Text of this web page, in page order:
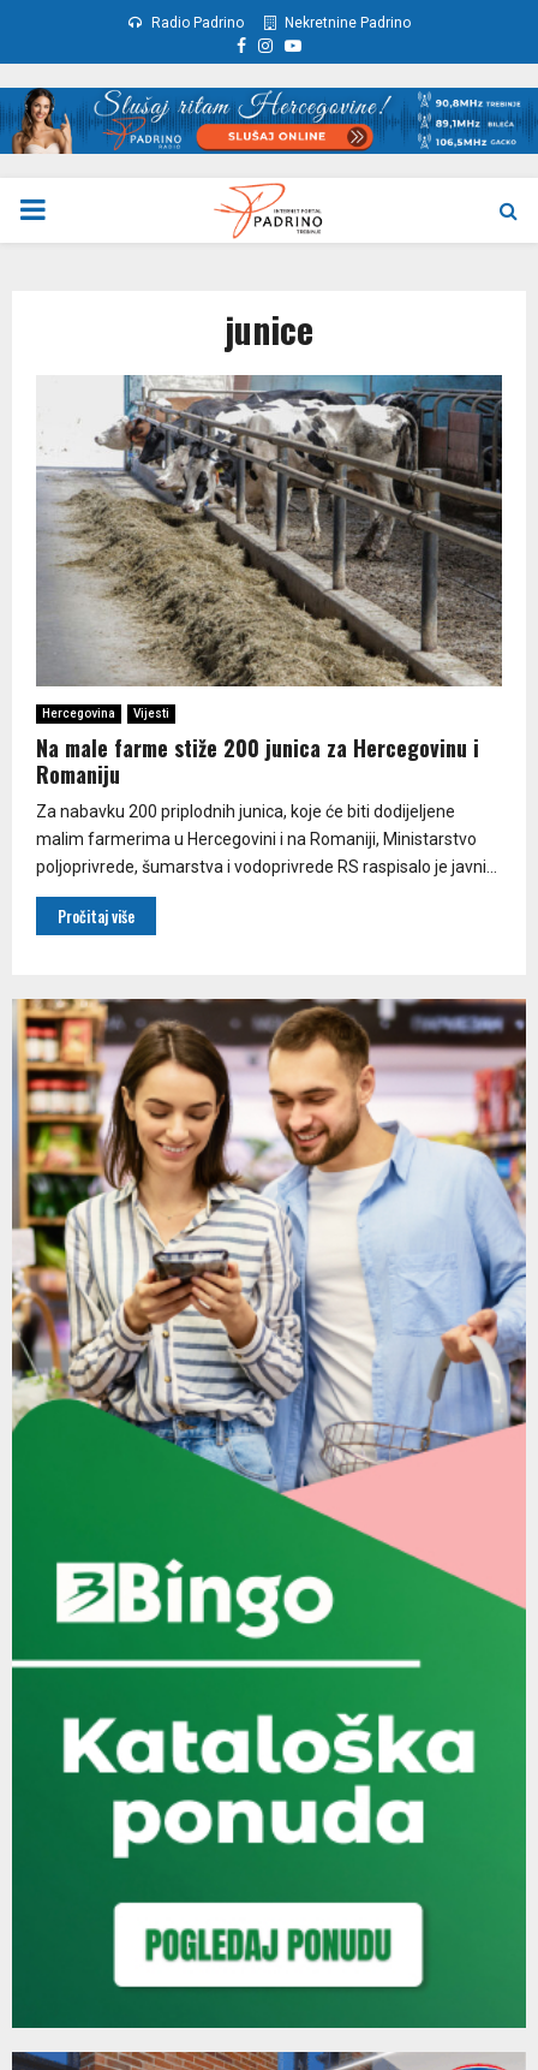
Radio Padrino Nekretnine Padrino
Facebook
Instagram
Youtube
PRIMARY
junice
Hercegovina Vijesti
Na male farme stiže 200 junica za Hercegovinu i
Romaniju
Za nabavku 200 priplodnih junica, koje će biti dodijeljene
malim farmerima u Hercegovini i na Romaniji, Ministarstvo
poljoprivrede, šumarstva i vodoprivrede RS raspisalo je javni...
Pročitaj više